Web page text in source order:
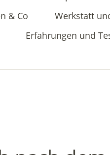
& Co Werkstatt
Erfahrungen und